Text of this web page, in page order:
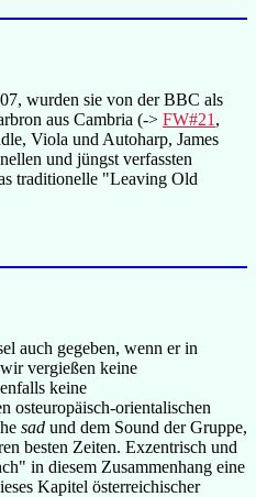
wurden sie von der BBC als
aus Cambria (-> FW#21 ,
Viola und Autoharp, James
und jüngst verfassten
traditionelle "Leaving Old
auch gegeben, wenn er in
vergießen keine
keine
osteuropäisch-orientalischen
sad und dem Sound der Gruppe,
besten Zeiten. Exzentrisch und
in diesem Zusammenhang eine
Kapitel österreichischer